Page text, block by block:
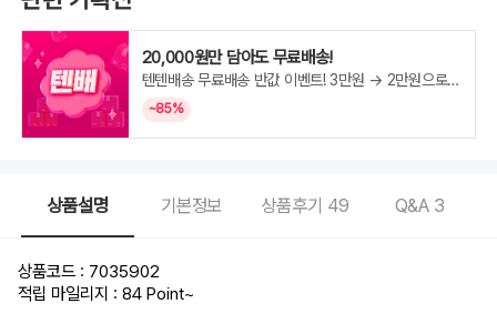
20,000원만 담아도 무료배송!
텐텐배송 무료배송 반값 이벤트! 3만원 → 2만원으로
변경!
~85%
상품설명 기본정보 상품후기 49 Q&A 3
상품코드 : 7035902
적립 마일리지 : 84 Point~